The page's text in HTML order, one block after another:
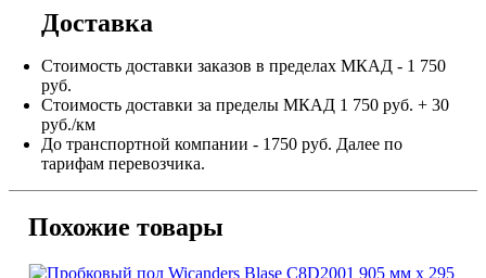
Доставка
Стоимость доставки заказов в пределах МКАД - 1 750
руб.
Стоимость доставки за пределы МКАД 1 750 руб. + 30
руб./км
До транспортной компании - 1750 руб. Далее по
тарифам перевозчика.
Похожие товары